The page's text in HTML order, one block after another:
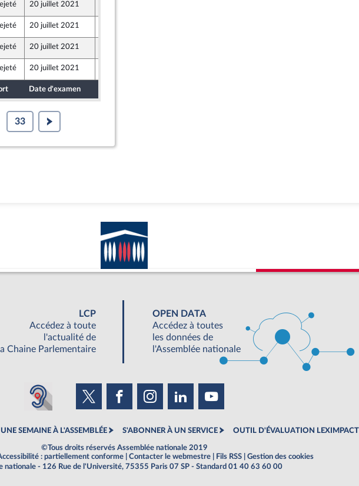
20 juillet 2021
20 juillet 2021
20 juillet 2021
20 juillet 2021
Date d'examen
33
LCP
Accédez à toute
l'actualité de
la Chaine Parlementaire
OPEN DATA
Accédez à toutes
les données de
l'Assemblée nationale
UNE SEMAINE À L'ASSEMBLÉE S'ABONNER À UN SERVICE OUTIL D'ÉVALUATION LEXIMPACT
©Tous droits réservés Assemblée nationale 2019
: partiellement conforme Contacter le webmestre Fils RSS
Gestion des cookies
nationale - 126 Rue de l'Université, 75355 Paris 07 SP - Standard 01 40 63 60 00